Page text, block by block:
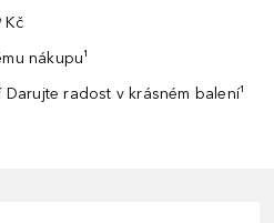
Kč
nákupu¹
radost v krásném balení¹